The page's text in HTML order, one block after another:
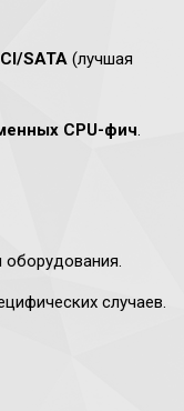
SATA (лучшая
CPU-фич.
случаев.